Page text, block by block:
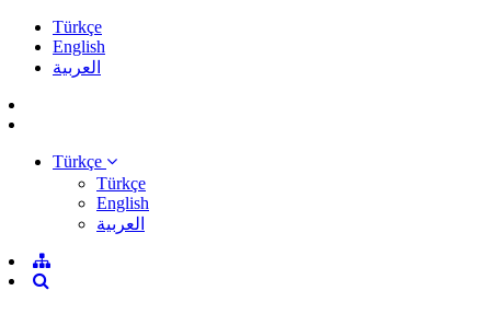
Türkçe
English
العربية
Türkçe
Türkçe
English
العربية